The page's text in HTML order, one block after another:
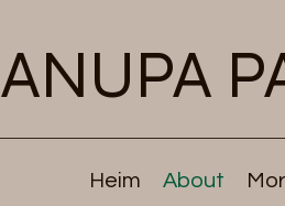
ANUPA
Heim About